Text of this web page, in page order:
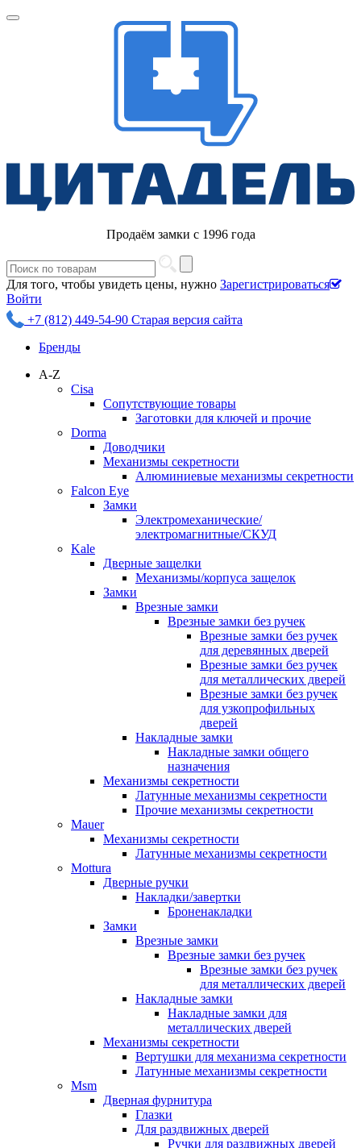
Продаём замки с 1996 года
Для того, чтобы увидеть цены, нужно Зарегистрироваться
Войти
+7 (812) 449-54-90 Старая версия сайта
Бренды
A-Z
Cisa
Сопутствующие товары
Заготовки для ключей и прочие
Dorma
Доводчики
Механизмы секретности
Алюминиевые механизмы секретности
Falcon Eye
Замки
Электромеханические/
электромагнитные/СКУД
Kale
Дверные защелки
Механизмы/корпуса защелок
Замки
Врезные замки
Врезные замки без ручек
Врезные замки без ручек
для деревянных дверей
Врезные замки без ручек
для металлических дверей
Врезные замки без ручек
для узкопрофильных
дверей
Накладные замки
Накладные замки общего
назначения
Механизмы секретности
Латунные механизмы секретности
Прочие механизмы секретности
Mauer
Механизмы секретности
Латунные механизмы секретности
Mottura
Дверные ручки
Накладки/завертки
Броненакладки
Замки
Врезные замки
Врезные замки без ручек
Врезные замки без ручек
для металлических дверей
Накладные замки
Накладные замки для
металлических дверей
Механизмы секретности
Вертушки для механизма секретности
Латунные механизмы секретности
Msm
Дверная фурнитура
Глазки
Для раздвижных дверей
Ручки для раздвижных дверей